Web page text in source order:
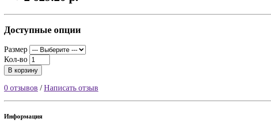
Доступные опции
Размер
Кол-во
В корзину
0 отзывов /Написать отзыв
Информация